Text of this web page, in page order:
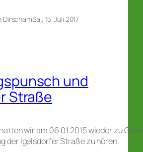
DirschamSa., 15. Juli 2017
und
Straße
wir am 06.01.2015 wieder zu
der Igelsdorfer Straße zu hören.